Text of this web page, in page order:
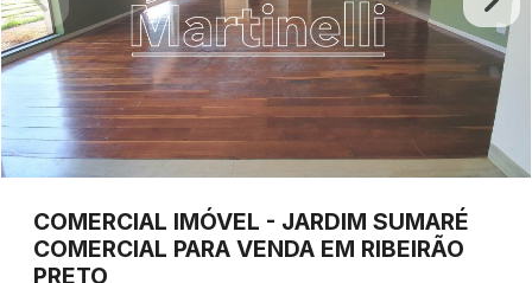
COMERCIAL IMÓVEL - JARDIM SUMARÉ
COMERCIAL PARA VENDA EM RIBEIRÃO
PRETO